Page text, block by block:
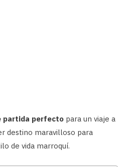
partida perfecto para un viaje a
destino maravilloso para
de vida marroquí.